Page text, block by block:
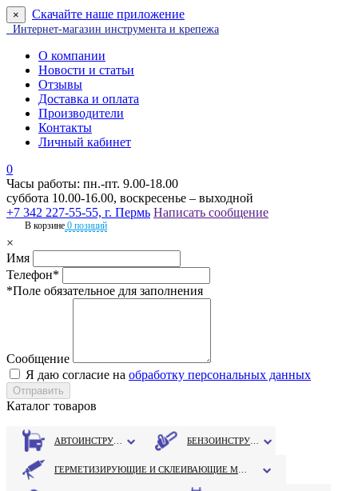
× Скачайте наше приложение
Интернет-магазин инструмента и крепежа
О компании
Новости и статьи
Отзывы
Доставка и оплата
Производители
Контакты
Личный кабинет
0
Часы работы: пн.-пт. 9.00-18.00
суббота 10.00-16.00, воскресенье – выходной
+7 342 227-55-55, г. Пермь Написать сообщение
В корзине 0 позиций
×
Имя
Телефон*
*Поле обязательное для заполнения
Сообщение
Я даю согласие на обработку персональных данных
Каталог товаров